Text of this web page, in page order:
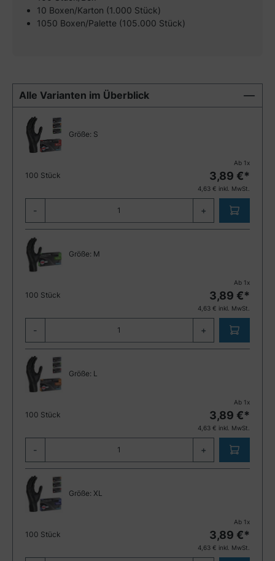
10 Boxen/Karton (1.000 Stück)
1050 Boxen/Palette (105.000 Stück)
Alle Varianten im Überblick
Größe: S
100 Stück
Ab 1 x
3,89 €*
4,63 € inkl. MwSt.
- +
Größe: M
100 Stück
Ab 1 x
3,89 €*
4,63 € inkl. MwSt.
- +
Größe: L
100 Stück
Ab 1 x
3,89 €*
4,63 € inkl. MwSt.
- +
Größe: XL
100 Stück
Ab 1 x
3,89 €*
4,63 € inkl. MwSt.